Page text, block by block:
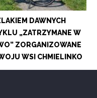
DAWNYCH
„ZATRZYMANE W
ZORGANIZOWANE
WSI CHMIELINKO